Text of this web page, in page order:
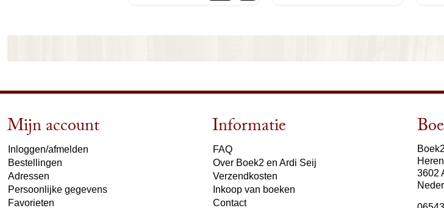
Mijn account
Inloggen/afmelden
Bestellingen
Adressen
Persoonlijke gegevens
Favorieten
Informatie
FAQ
Over Boek2 en Ardi Seij
Verzendkosten
Inkoop van boeken
Contact
3602